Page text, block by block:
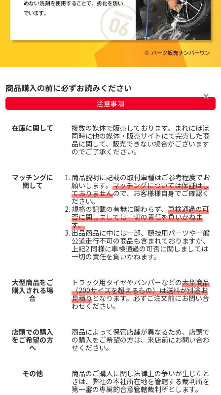
商品購入の前に必ずお読みください
注意事項
在庫に関して
複数の媒体で販売しております。まれにほぼ
同時に他の媒体・販売サイトにて完売した商
品に関して、販売できない場合がございます
のでご了承ください。
マッチングに
関して
商品説明に記載の取付車種はご参考程度でお
願いします。 マッチングについては保証はし
ておりませんので、お客様様自身でご確認く
ださい。
規格の記載の有無に関わらず、 車検通過の可
否に関しましては一切の責任を負いかねま
す。
出品商品に中には一部、競技用パーツや一般
公道走行不可の商品も含まれておりますが、
上記2.同様に車検通過の可否に関しましては
一切の責任を負いかねます。
大型商品をご
購入される場
合
トラック用タイヤやバンパーなどの大型商品
（200サイズを超えるもの）は送料が別途お
見積りとなります。必ずご注文前にお問い合
わせください。
店頭での購入
をご希望の方
へ
商品によって保管店舗が異なるため、店頭で
の購入をご希望の方は、来店前にお問い合わ
せください。
その他
商品のご購入に関し法律上の争いが生じたと
きは、弊社の本社所在地を管轄する裁判所を
第一審の専属的合意管轄裁判所とします。